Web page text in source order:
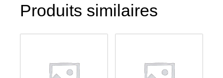
Produits similaires